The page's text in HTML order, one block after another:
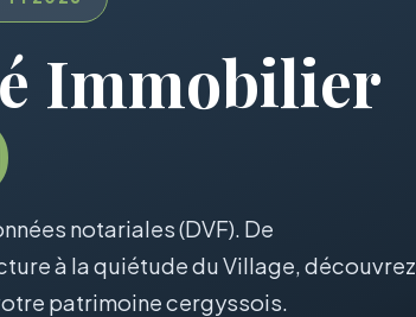
Immobilier
notariales (DVF). De
à la quiétude du Village, découvrez
patrimoine cergyssois.